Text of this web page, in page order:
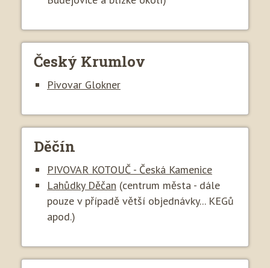
Český Krumlov
Pivovar Glokner
Děčín
PIVOVAR KOTOUČ - Česká Kamenice
Lahůdky Děčan (centrum města - dále
pouze v případě větší objednávky... KEGů
apod.)